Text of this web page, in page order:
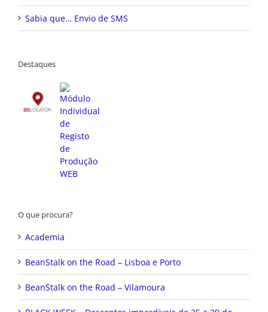
Sabia que… Envio de SMS
Destaques
O que procura?
Academia
BeanStalk on the Road – Lisboa e Porto
BeanStalk on the Road – Vilamoura